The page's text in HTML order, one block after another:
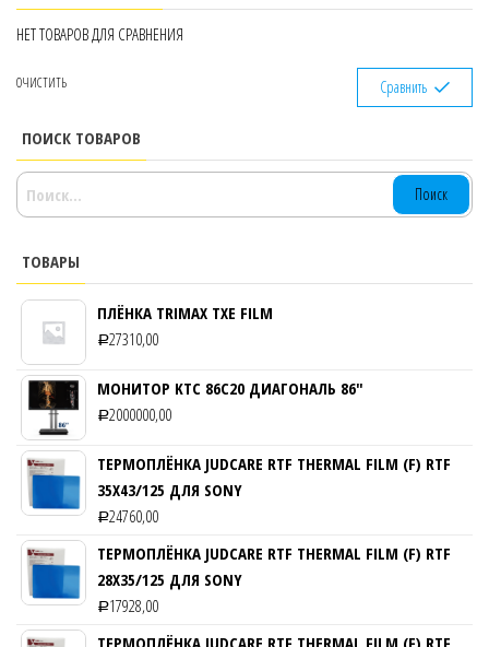
НЕТ ТОВАРОВ ДЛЯ СРАВНЕНИЯ
ОЧИСТИТЬ Сравнить
ПОИСК ТОВАРОВ
НАЙТИ:
ТОВАРЫ
ПЛЁНКА TRIMAX TXE FILM
Р27310,00
МОНИТОР KTC 86C20 ДИАГОНАЛЬ 86″
Р2000000,00
ТЕРМОПЛЁНКА JUDCARE RTF THERMAL FILM (F) RTF
35Х43/125 ДЛЯ SONY
Р24760,00
ТЕРМОПЛЁНКА JUDCARE RTF THERMAL FILM (F) RTF
28Х35/125 ДЛЯ SONY
Р17928,00
ТЕРМОПЛЁНКА JUDCARE RTF THERMAL FILM (F) RTF